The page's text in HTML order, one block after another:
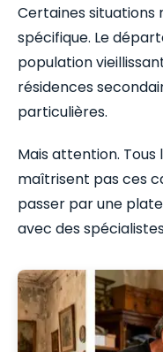
Certaines
spécifique. Le
population
résidences
particulières.
Mais attention.
maîtrisent pas ces
passer par une
avec des